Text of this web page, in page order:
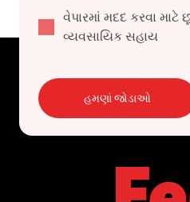
વેપારમાં મદદ કરવા
વ્યવસાયિક સહાય
હમણાં જોડાઓ